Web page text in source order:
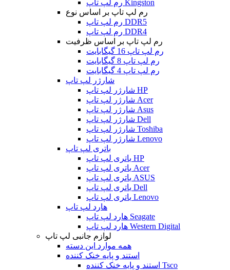
رم لپ تاپ Kingston
رم لپ تاپ بر اساس نوع
رم لپ تاپ DDR5
رم لپ تاپ DDR4
رم لپ تاپ بر اساس ظرفیت
رم لپ تاپ 16 گیگابایت
رم لپ تاپ 8 گیگابایت
رم لپ تاپ 4 گیگابایت
شارژر لپ تاپ
شارژر لپ تاپ HP
شارژر لپ تاپ Acer
شارژر لپ تاپ Asus
شارژر لپ تاپ Dell
شارژر لپ تاپ Toshiba
شارژر لپ تاپ Lenovo
باتری لپ تاپ
باتری لپ تاپ HP
باتری لپ تاپ Acer
باتری لپ تاپ ASUS
باتری لپ تاپ Dell
باتری لپ تاپ Lenovo
هارد لپ تاپ
هارد لپ تاپ Seagate
هارد لپ تاپ Western Digital
لوازم جانبی لپ تاپ
همه موارد این دسته
استند و پایه خنک کننده
استند و پایه خنک کننده Tsco